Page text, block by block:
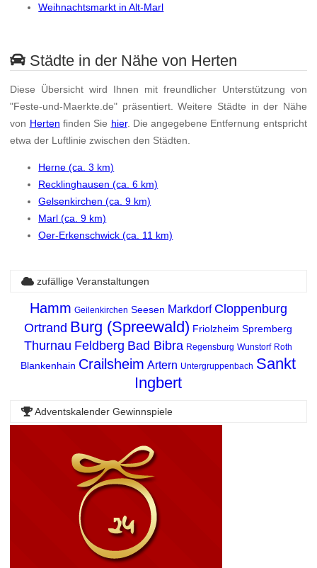
Weihnachtsmarkt in Alt-Marl
Städte in der Nähe von Herten
Diese Übersicht wird Ihnen mit freundlicher Unterstützung von
"Feste-und-Maerkte.de" präsentiert. Weitere Städte in der Nähe
von Herten finden Sie hier. Die angegebene Entfernung entspricht
etwa der Luftlinie zwischen den Städten.
Herne (ca. 3 km)
Recklinghausen (ca. 6 km)
Gelsenkirchen (ca. 9 km)
Marl (ca. 9 km)
Oer-Erkenschwick (ca. 11 km)
zufällige Veranstaltungen
Hamm Geilenkirchen Seesen Markdorf Cloppenburg
Ortrand Burg (Spreewald) Friolzheim Spremberg
Thurnau Feldberg Bad Bibra Regensburg Wunstorf Roth
Blankenhain Crailsheim Artern Untergruppenbach Sankt
Ingbert
Adventskalender Gewinnspiele